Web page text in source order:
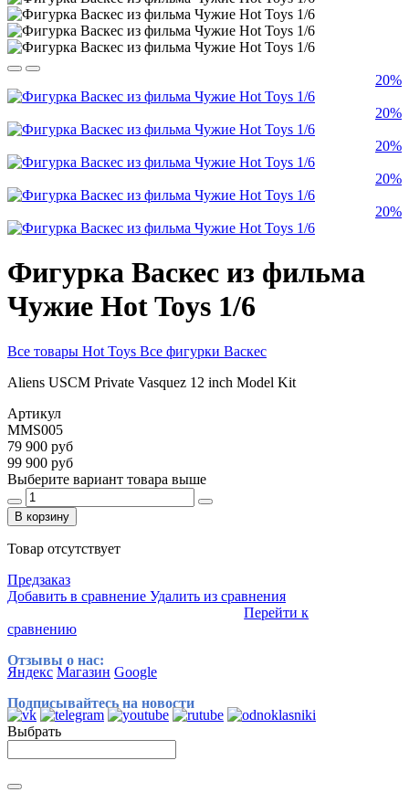
20%
20%
20%
20%
20%
Фигурка Васкес из фильма
Чужие Hot Toys 1/6
Все товары Hot Toys Все фигурки Васкес
Aliens USCM Private Vasquez 12 inch Model Kit
Артикул
MMS005
79 900 руб
99 900 руб
Выберите вариант товара выше
В корзину
Товар отсутствует
Предзаказ
Добавить в сравнение Удалить из сравнения
Перейти к
сравнению
Отзывы о нас:
Яндекс Магазин Google
Подписывайтесь на новости
Выбрать